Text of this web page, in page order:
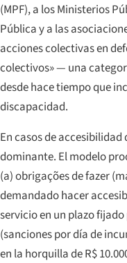
(MPF), a los Ministerios
Pública y a las
acciones colectivas en
colectivos» — una
desde hace tiempo que
discapacidad.
En casos de
dominante. El modelo
(a)obrigações de fazer
demandado hacer
servicio en un plazo
(sanciones por día de
en la horquilla de R$